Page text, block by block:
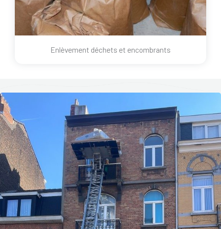
Enlèvement déchets et encombrants